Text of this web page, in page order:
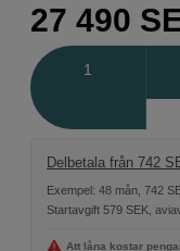
27 490
Delbetala från 742
Exempel: 48 mån, 742
Startavgift 579 SEK,
Att låna kostar